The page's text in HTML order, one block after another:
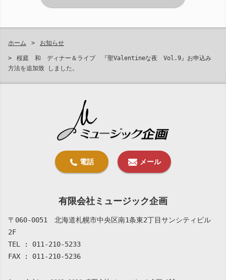
ホーム お知らせ
桜庭 和 ディナー＆ライブ 『聖Valentineな夜 Vol.9』お申込み
方法を追加致 しました。
有限会社ミュージック企画
〒060-0051 北海道札幌市中央区南1条東2丁目サンシティビル
2F
TEL : 011-210-5233
FAX : 011-210-5236